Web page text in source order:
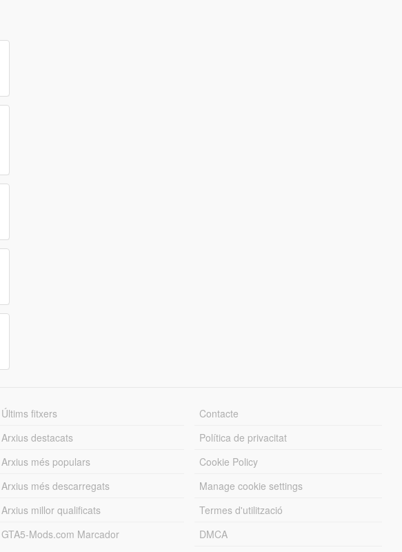
Últims fitxers
Arxius destacats
Arxius més populars
Arxius més descarregats
Arxius millor qualificats
GTA5-Mods.com Marcador
Contacte
Política de privacitat
Cookie Policy
Manage cookie settings
Termes d'utilització
DMCA